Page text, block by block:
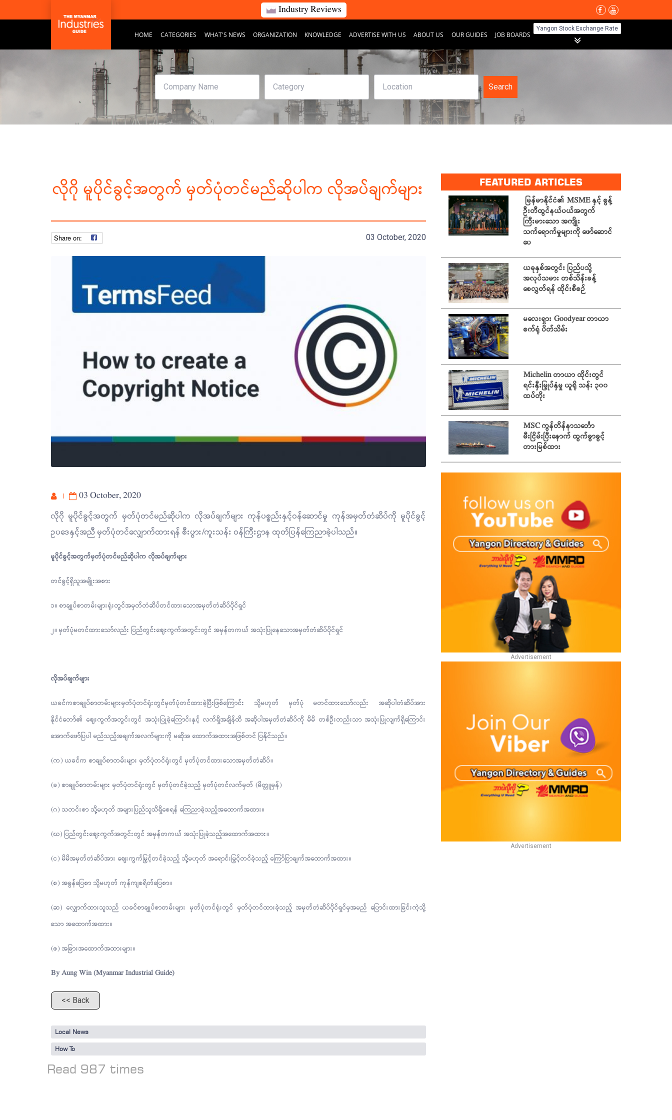
Industry Reviews
HOME CATEGORIES WHAT'S NEWS ORGANIZATION KNOWLEDGE ADVERTISE WITH US ABOUT US OUR GUIDES JOB BOARDS
Yangon Stock Exchange Rate
Search
လိုဂို မူပိုင်ခွင့်အတွက် မှတ်ပုံတင်မည်ဆိုပါက လိုအပ်ချက်များ
03 October, 2020
03 October, 2020
လိုဂို မူပိုင်ခွင့်အတွက် မှတ်ပုံတင်မည်ဆိုပါက လိုအပ်ချက်များ ကုန်ပစ္စည်းနှင့်ဝန်ဆောင်မှု ကုန်အမှတ်တံဆိပ်ကို မူပိုင်ခွင့်
ဥပဒေနှင့်အညီ မှတ်ပုံတင်လျှောက်ထားရန် စီးပွား/ကူးသန်း ဝန်ကြီးဌာန ထုတ်ပြန်ကြေညာခဲ့ပါသည်။
မူပိုင်ခွင့်အတွက်မှတ်ပုံတင်မည်ဆိုပါက လိုအပ်ချက်များ
တင်ခွင့်ရှိသူအမျိုးအစား
၁။ စာချုပ်စာတမ်းများရုံးတွင်အမှတ်တံဆိပ်တင်ထားသောအမှတ်တံဆိပ်ပိုင်ရှင်
၂။ မှတ်ပုံမတင်ထားသော်လည်း ပြည်တွင်းဈေးကွက်အတွင်းတွင် အမှန်တကယ် အသုံးပြုနေသောအမှတ်တံဆိပ်ပိုင်ရှင်
လိုအပ်ချက်များ
ယခင်ကစာချုပ်စာတမ်းများမှတ်ပုံတင်ရုံးတွင်မှတ်ပုံတင်ထားခဲ့ပြီးဖြစ်ကြောင်း သို့မဟုတ် မှတ်ပုံ မတင်ထားသော်လည်း အဆိုပါတံဆိပ်အား
နိုင်ငံတော်၏ ဈေးကွက်အတွင်းတွင် အသုံးပြုခဲ့ကြောင်းနှင့် လက်ရှိအချိန်ထိ အဆိုပါအမှတ်တံဆိပ်ကို မိမိ တစ်ဦးတည်းသာ အသုံးပြုလျက်ရှိကြောင်း
အောက်ဖော်ပြပါ မည်သည့်အချက်အလက်များကို မဆိုအ ထောက်အထားအဖြစ်တင် ပြနိုင်သည်။
(က) ယခင်က စာချုပ်စာတမ်းများ မှတ်ပုံတင်ရုံးတွင် မှတ်ပုံတင်ထားသောအမှတ်တံဆိပ်။
(ခ) စာချုပ်စာတမ်းများ မှတ်ပုံတင်ရုံးတွင် မှတ်ပုံတင်ခဲ့သည့် မှတ်ပုံတင်လက်မှတ် (မိတ္တူမှန်)
(ဂ) သတင်းစာ သို့မဟုတ် အများပြည်သူသိရှိစေရန် ကြေညာခဲ့သည့်အထောက်အထား။
(ဃ) ပြည်တွင်းဈေးကွက်အတွင်းတွင် အမှန်တကယ် အသုံးပြုခဲ့သည့်အထောက်အထား။
(င) မိမိအမှတ်တံဆိပ်အား ဈေးကွက်မြှင့်တင်ခဲ့သည့် သို့မဟုတ် အရောင်းမြှင့်တင်ခဲ့သည့် ကြော်ငြာချက်အထောက်အထား။
(စ) အခွန်ပြေစာ သို့မဟုတ် ကုန်ကျစရိတ်ပြေစာ။
(ဆ) လျှောက်ထားသူသည် ယခင်စာချုပ်စာတမ်းများ မှတ်ပုံတင်ရုံးတွင် မှတ်ပုံတင်ထားခဲ့သည့် အမှတ်တံဆိပ်ပိုင်ရှင်မှအမည် ပြောင်းထားခြင်းကဲ့သို့
သော အထောက်အထား။
(ဇ) အခြားအထောက်အထားများ။
By Aung Win (Myanmar Industrial Guide)
<< Back
Local News
How To
Read 987 times
FEATURED ARTICLES
မြန်မာနိုင်ငံ၏ MSME နှင့် စွန့်
ဦးတီထွင်နယ်ပယ်အတွက်
ကြီးမားသော အကျိုး
သက်ရောက်မှုများကို ဖော်ဆောင်
ပေ
ယခုနှစ်အတွင်း ပြည်ပသို့
အလုပ်သမား တစ်သိန်းခန့်
စေလွှတ်ရန် ထိုင်းစီစဉ်
မလေးရှား Goodyear တာယာ
စက်ရုံ ပိတ်သိမ်း
Michelin တာယာ ထိုင်းတွင်
ရင်းနှီးမြှုပ်နှံမှု ယူရို သန်း ၃၀၀
ထပ်တိုး
MSC ကွန်တိန်နာသင်္ဘော
မီးငြိမ်းပြီးနောက် ထွက်ခွာခွင့်
တားမြစ်ထား